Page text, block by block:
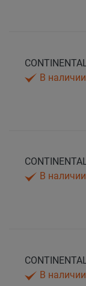
В наличии
В наличии
В наличии